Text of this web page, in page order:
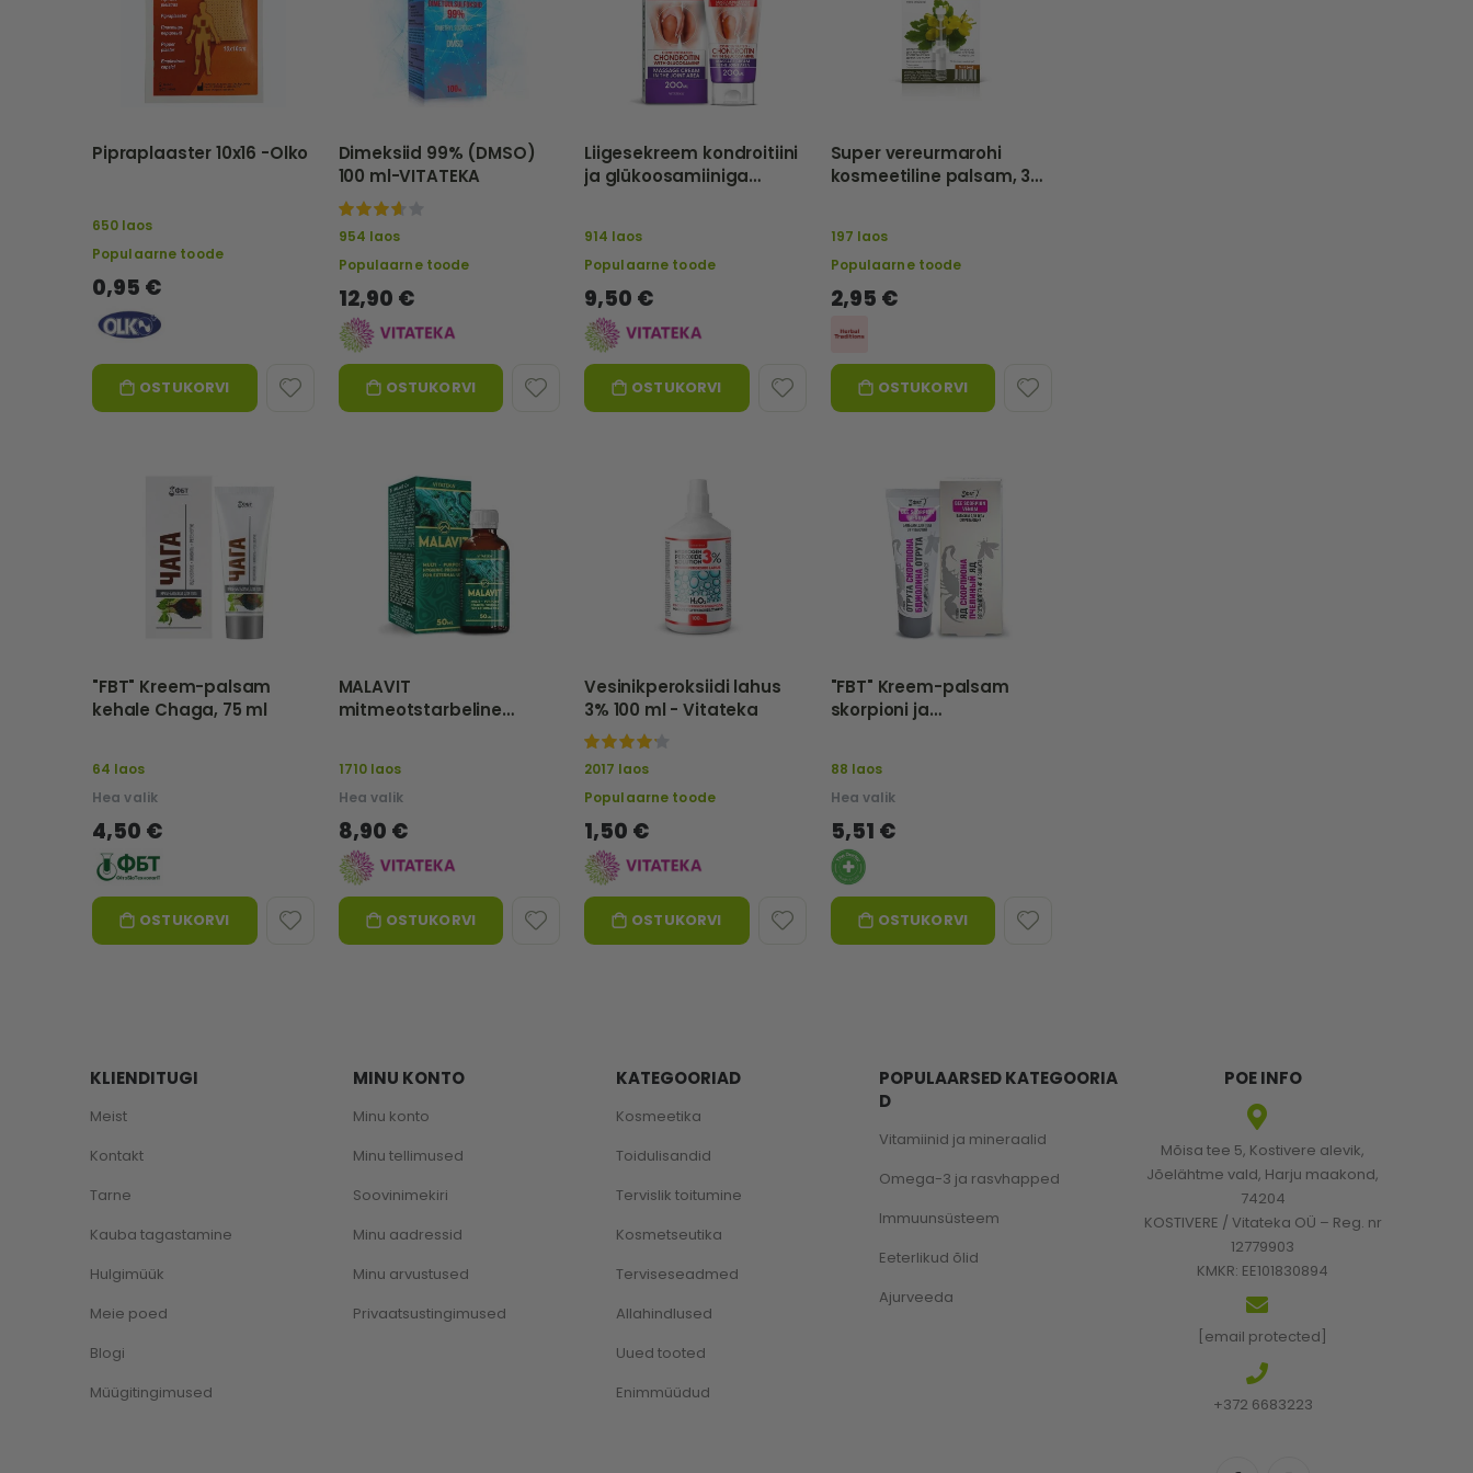
Pipraplaaster 10x16 -Olko
650 laos
Populaarne toode
0,95 €
OSTUKORVI
Dimeksiid 99% (DMSO)
100 ml-VITATEKA
87%
954 laos
Populaarne toode
12,90 €
OSTUKORVI
Liigesekreem kondroitiini
ja glükoosamiiniga
914 laos
Populaarne toode
9,50 €
OSTUKORVI
Super vereurmarohi
kosmeetiline palsam, 3
197 laos
Populaarne toode
2,95 €
OSTUKORVI
"FBT" Kreem-palsam
kehale Chaga, 75 ml
64 laos
Hea valik
4,50 €
OSTUKORVI
MALAVIT
mitmeotstarbeline
1710 laos
Hea valik
8,90 €
OSTUKORVI
Vesinikperoksiidi lahus
3% 100 ml - Vitateka
100%
2017 laos
Populaarne toode
1,50 €
OSTUKORVI
"FBT" Kreem-palsam
skorpioni ja
75ml
88 laos
Hea valik
5,51 €
OSTUKORVI
KLIENDITUGI
Meist
Kontakt
Tarne
Kauba tagastamine
Hulgimüük
Meie poed
Blogi
Müügitingimused
MINU KONTO
Minu konto
Minu tellimused
Soovinimekiri
Minu aadressid
Minu arvustused
Privaatsustingimused
KATEGOORIAD
Kosmeetika
Toidulisandid
Tervislik toitumine
Kosmetseutika
Terviseseadmed
Allahindlused
Uued tooted
Enimmüüdud
POPULAARSED KATEGOORIA
D
Vitamiinid ja mineraalid
Omega-3 ja rasvhapped
Immuunsüsteem
Eeterlikud õlid
Ajurveeda
POE INFO
Mõisa tee 5, Kostivere alevik,
Jõelähtme vald, Harju maakond,
74204
KOSTIVERE / Vitateka OÜ – Reg. nr
12779903
KMKR: EE101830894
[email protected]
+372 6683223